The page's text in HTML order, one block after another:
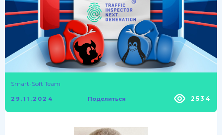
Smart-Soft Team
29.11.2024 Поделиться 2534